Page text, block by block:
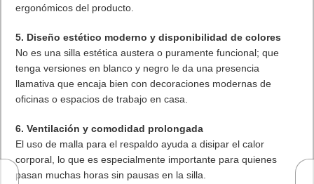
ergonómicos del producto.
5. Diseño estético moderno y disponibilidad de colores
No es una silla estética austera o puramente funcional; que
tenga versiones en blanco y negro le da una presencia
llamativa que encaja bien con decoraciones modernas de
oficinas o espacios de trabajo en casa.
6. Ventilación y comodidad prolongada
El uso de malla para el respaldo ayuda a disipar el calor
corporal, lo que es especialmente importante para quienes
pasan muchas horas sin pausas en la silla.